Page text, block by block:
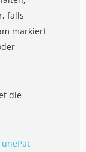
falls
markiert
die